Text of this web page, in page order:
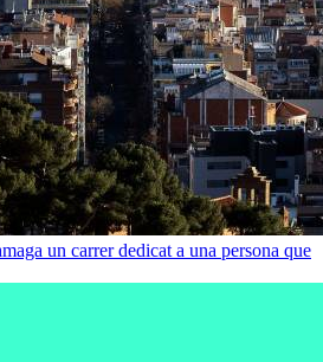
un carrer dedicat a una persona que